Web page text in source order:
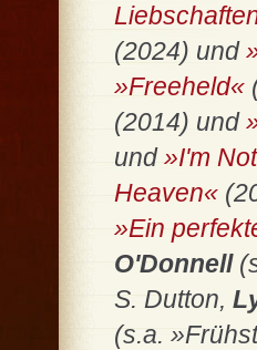
(2024) und
»Freeheld«
(2014) und
und»I'm
Heaven«
»Ein
O'Donnell
S. Dutton,
(s.a.